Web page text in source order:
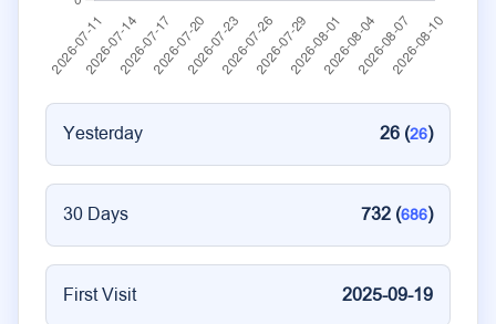
Yesterday 26 (26)
30 Days 732 (686)
First Visit 2025-09-19